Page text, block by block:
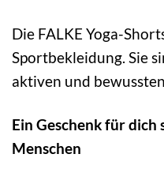
Die FALKE Yoga-
Sportbekleidung. Sie
aktiven und
Ein Geschenk für dich
Menschen